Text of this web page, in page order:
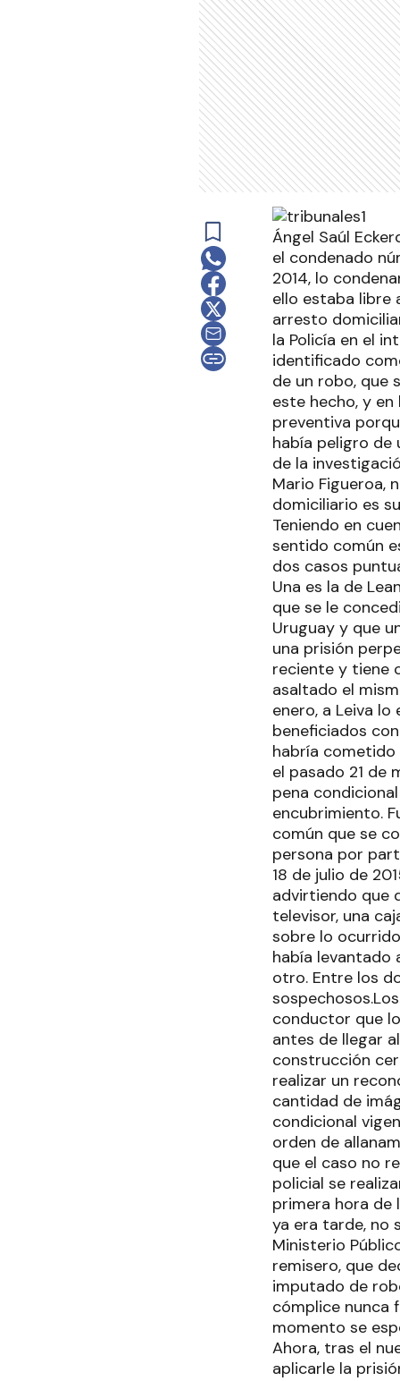
Ángel Saúl
el condenado
2014, lo
ello estaba libre
arresto
la Policía en el
identificado
de un robo, que
este hecho, y
preventiva
había peligro de
de la
Mario Figueroa,
domiciliario es
Teniendo en
sentido común
dos casos
Una es la de
que se le
Uruguay y que
una prisión
reciente y tiene
asaltado el
enero, a Leiva
beneficiados
habría cometido
el pasado 21 de
pena
encubrimiento.
común que se
persona por
18 de julio de
advirtiendo que
televisor, una
sobre lo
había levantado
otro. Entre los
conductor que
antes de llegar
construcción
realizar un
cantidad de
condicional
orden de
que el caso no
policial se
primera hora de
ya era tarde, no
Ministerio
remisero, que
imputado de
cómplice nunca
momento se
Ahora, tras el
aplicarle la